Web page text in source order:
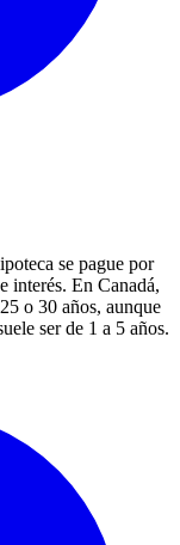
se pague por
interés. En Canadá,
o 30 años, aunque
ser de 1 a 5 años.